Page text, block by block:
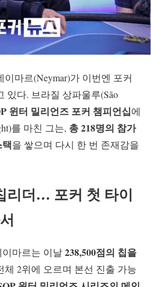
마르(Neymar)가 이번엔 포커
있다. 브라질 상파울루(São
윈터 밀리언즈 포커 챔피언십에
를 마친 그는, 총 218명의 참가
을 쌓으며 다시 한 번 존재감을
리더… 포커 첫 타이
마르는 이날238,500점의 칩을
체 2위에 오르며 본선 진출 가능